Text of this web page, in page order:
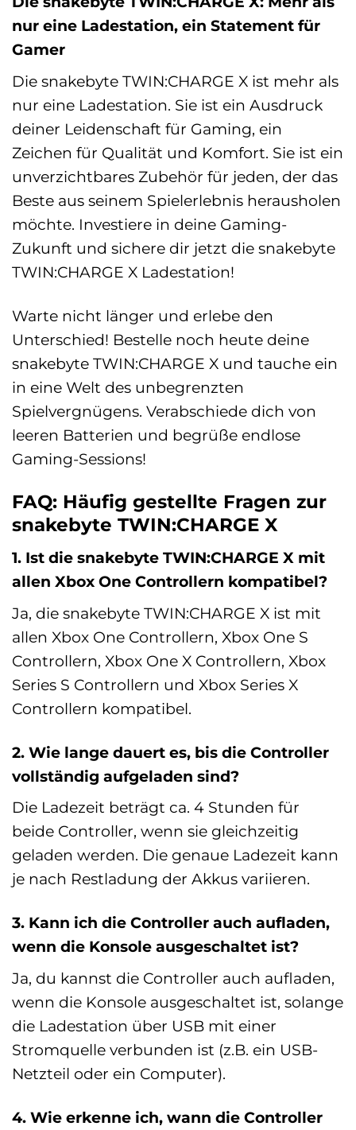
nur eine Ladestation, ein Statement für
Gamer
Die snakebyte TWIN:CHARGE X ist mehr als
nur eine Ladestation. Sie ist ein Ausdruck
deiner Leidenschaft für Gaming, ein
Zeichen für Qualität und Komfort. Sie ist ein
unverzichtbares Zubehör für jeden, der das
Beste aus seinem Spielerlebnis herausholen
möchte. Investiere in deine Gaming-
Zukunft und sichere dir jetzt die snakebyte
TWIN:CHARGE X Ladestation!
Warte nicht länger und erlebe den
Unterschied! Bestelle noch heute deine
snakebyte TWIN:CHARGE X und tauche ein
in eine Welt des unbegrenzten
Spielvergnügens. Verabschiede dich von
leeren Batterien und begrüße endlose
Gaming-Sessions!
FAQ: Häufig gestellte Fragen zur
snakebyte TWIN:CHARGE X
1. Ist die snakebyte TWIN:CHARGE X mit
allen Xbox One Controllern kompatibel?
Ja, die snakebyte TWIN:CHARGE X ist mit
allen Xbox One Controllern, Xbox One S
Controllern, Xbox One X Controllern, Xbox
Series S Controllern und Xbox Series X
Controllern kompatibel.
2. Wie lange dauert es, bis die Controller
vollständig aufgeladen sind?
Die Ladezeit beträgt ca. 4 Stunden für
beide Controller, wenn sie gleichzeitig
geladen werden. Die genaue Ladezeit kann
je nach Restladung der Akkus variieren.
3. Kann ich die Controller auch aufladen,
wenn die Konsole ausgeschaltet ist?
Ja, du kannst die Controller auch aufladen,
wenn die Konsole ausgeschaltet ist, solange
die Ladestation über USB mit einer
Stromquelle verbunden ist (z.B. ein USB-
Netzteil oder ein Computer).
4. Wie erkenne ich, wann die Controller